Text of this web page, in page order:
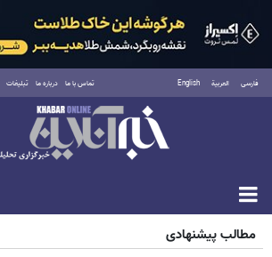
فارسی العربية English تماس با ما درباره ما تبلیغات
شنبه ۱۷ مرداد ۱۴۰۵
مطالب پیشنهادی